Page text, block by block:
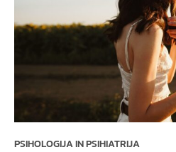
PSIHOLOGIJA IN PSIHIATRIJA